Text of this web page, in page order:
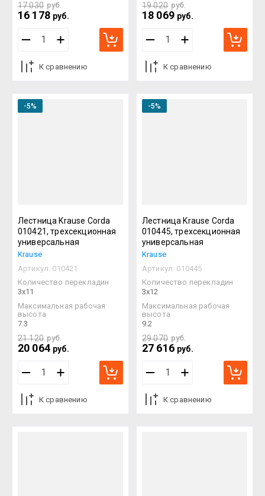
17 030 руб.
16 178 руб.
К сравнению
19 020 руб.
18 069 руб.
К сравнению
-5%
Лестница Krause Corda
010421, трехсекционная
универсальная
Krause
Артикул: 010421
Количество перекладин
3х11
Максимальная рабочая
высота
7.3
21 120 руб.
20 064 руб.
К сравнению
-5%
Лестница Krause Corda
010445, трехсекционная
универсальная
Krause
Артикул: 010445
Количество перекладин
3х12
Максимальная рабочая
высота
9.2
29 070 руб.
27 616 руб.
К сравнению